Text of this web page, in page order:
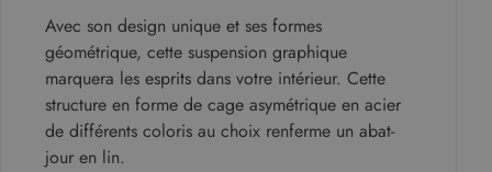
Avec son design unique et ses formes
géométrique, cette suspension graphique
marquera les esprits dans votre intérieur. Cette
structure en forme de cage asymétrique en acier
de différents coloris au choix renferme un abat-
jour en lin.